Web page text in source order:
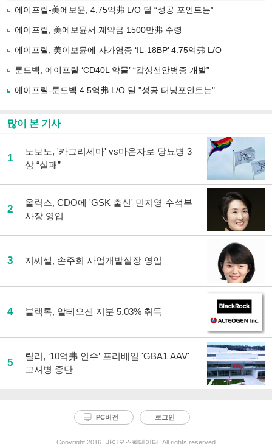
로
기
사
유
기
에이프릴-美에보뮨, 4.75억弗 L/O 딜 “성공 포인트는”
에이프릴, 美에보뮨서 계약금 1500만弗 수령
에이프릴, 美이보뮨에 자가염증 ‘IL-18BP’ 4.75억弗 L/O
룬드벡, 에이프릴 ‘CD40L 약물’ “갑상선안병증 개발”
에이프릴-룬드벡 4.5억弗 L/O 딜 "성공 터닝포인트는"
많이 본 기사
1
노보노, '카그리세마' vs마운자로 당뇨병 3
상 “실패”
2
올릭스, CDO에 'GSK 출신' 민지영 수석부
사장 영입
3 지씨셀, 손주희 사업개발실장 영입
4 블랙록, 알테오젠 지분 5.03% 취득
5
릴리, ‘10억弗 인수’ 프리베일 'GBA1 AAV'
고셔병 중단
PC버전 로그인
Copyright 2016. 바이오스펙테이터. All rights reserved